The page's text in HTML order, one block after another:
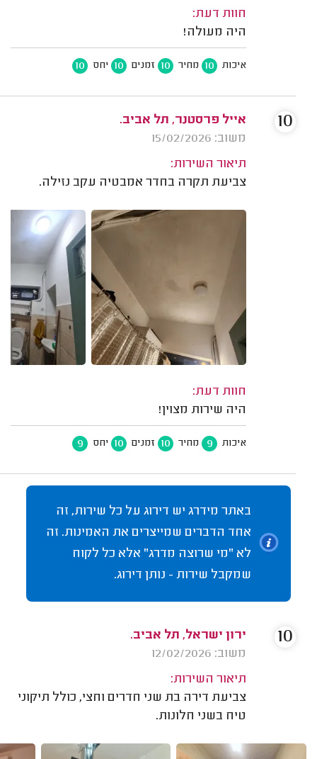
חוות דעת:
היה מעולה!
איכות 10 מחיר 10 זמנים 10 יחס 10
אייל פרסטנר, תל אביב.
משוב: 15/02/2026
תיאור השירות:
צביעת תקרה בחדר אמבטיה עקב נזילה.
חוות דעת:
היה שירות מצוין!
איכות 9 מחיר 10 זמנים 10 יחס 9
10
באתר מידרג יש דירוג על כל שירות, זה
אחד הדברים שמייצרים את האמינות. זה
לא "מי שרוצה מדרג" אלא כל לקוח
שמקבל שירות - נותן דירוג.
ירון ישראל, תל אביב.
משוב: 12/02/2026
תיאור השירות:
צביעת דירה בת שני חדרים וחצי, כולל תיקוני
טיח בשני חלונות.
10